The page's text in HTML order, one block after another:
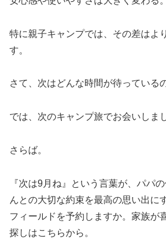
特に親子キャンプでは、その差はよ
す。
さて、次はどんな時間が待っている
では、次のキャンプ旅でお会いしま
さらば。
『次は9月ね』という言葉が、パパ
んとの大切な約束を最高の思い出に
フィールドを予約しますか。家族が
探しはこちらから。